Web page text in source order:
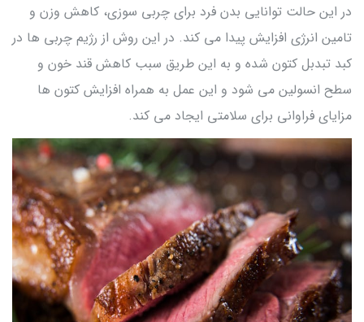
در این حالت توانایی بدن فرد برای چربی سوزی، کاهش وزن و
تامین انرژی افزایش پیدا می کند. در این روش از رژیم چربی ها در
کبد تبدبل کتون شده و به این طریق سبب کاهش قند خون و
سطح انسولین می شود و این عمل به همراه افزایش کتون ها
مزایای فراوانی برای سلامتی ایجاد می کند.